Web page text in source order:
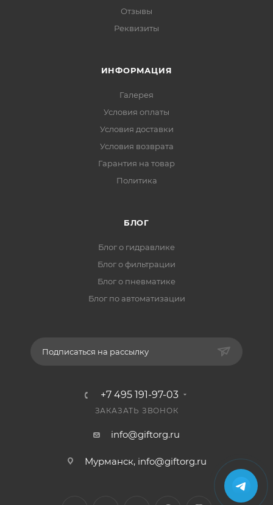
Отзывы
Реквизиты
ИНФОРМАЦИЯ
Галерея
Условия оплаты
Условия доставки
Условия возврата
Гарантия на товар
Политика
БЛОГ
Блог о гидравлике
Блог о фильтрации
Блог о пневматике
Блог по автоматизации
Подписаться на рассылку
+7 495 191-97-03
ЗАКАЗАТЬ ЗВОНОК
info@giftorg.ru
Мурманск, info@giftorg.ru